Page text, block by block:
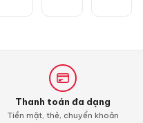
Thanh toán đa dạng
Tiền mặt, thẻ, chuyển khoản